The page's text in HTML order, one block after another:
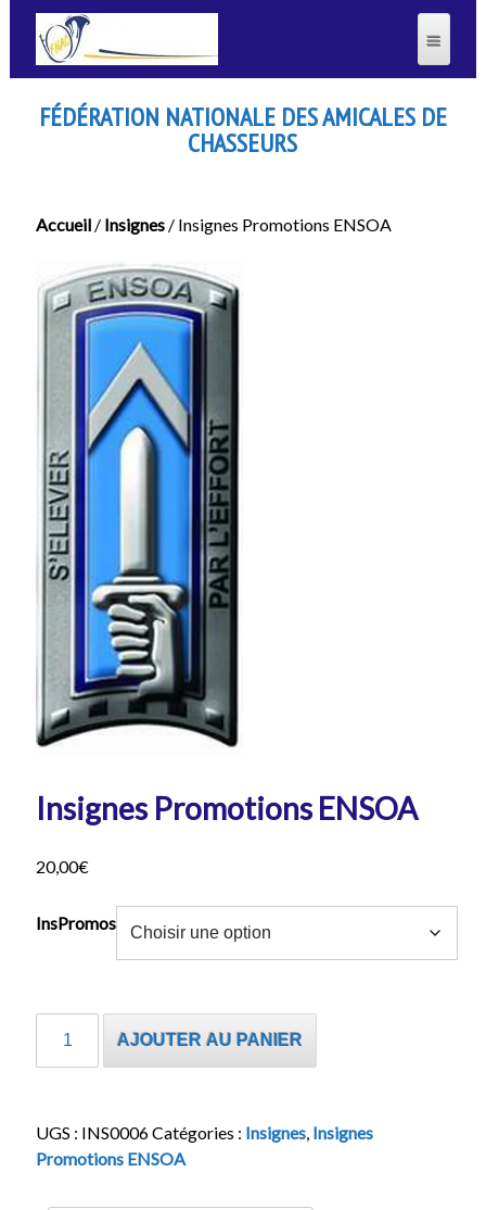
FÉDÉRATION NATIONALE DES AMICALES DE
CHASSEURS
Accueil/ Insignes/ Insignes Promotions ENSOA
Insignes Promotions ENSOA
20,00€
InsPromos
ENSOA
AJOUTER AU PANIER
UGS : INS0006Catégories : Insignes, Insignes
Promotions ENSOA